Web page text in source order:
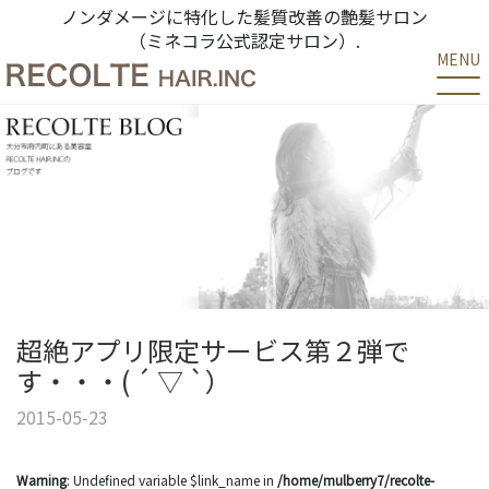
ノンダメージに特化した髪質改善の艶髪サロン
（ミネコラ公式認定サロン）.
MENU
超絶アプリ限定サービス第２弾で
す・・・( ´ ▽ `）
2015-05-23
Warning: Undefined variable $link_name in /home/mulberry7/recolte-